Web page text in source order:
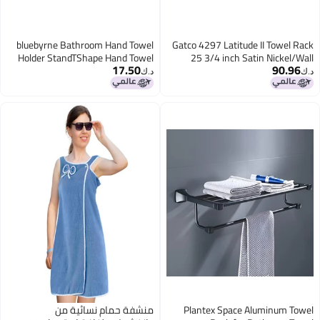
Gatco 4297 Latitude II Towel Rack
25 3/4 inch Satin Nickel/Wall
Mounted Towel Rack with Towel
Bar For Bathroom
د.ك‏90.96
bluebyrne Bathroom Hand Towel
Holder StandTShape Hand Towel
Holder Stand SUS304 Stainless
Steel Matte Black for
د.ك‏17.50
Plantex Space Aluminum Towel منشفة حمام نسائية من